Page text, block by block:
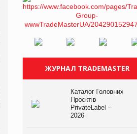
ЖУРНАЛ TRADEMASTER
Каталог Головних
Проєктів
PrivateLabel –
2026